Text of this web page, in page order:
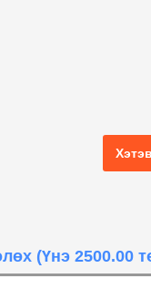
(Үнэ 2500.00